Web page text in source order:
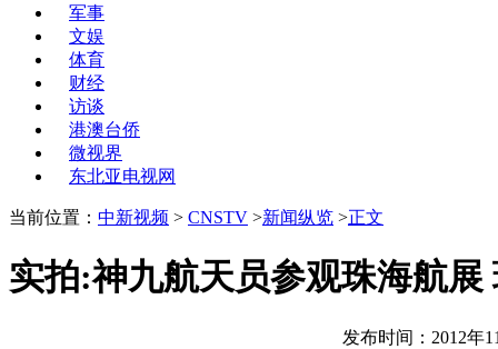
军事
文娱
体育
财经
访谈
港澳台侨
微视界
东北亚电视网
当前位置： 中新视频 > CNSTV >新闻纵览 >正文
实拍:神九航天员参观珠海航展
发布时间：2012年